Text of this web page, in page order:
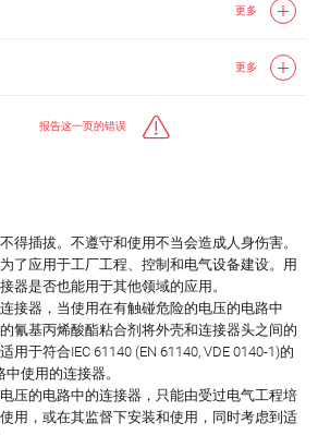
更多
更多
报告这一页的错误
得插拔。不遵守和使用不当会造成人身伤害。
了应用于工厂工程、控制和电气设备建设。用
器是否也能用于其他领域的应用。
接器，当使用在有触碰危险的电压的电路中
氰基丙烯酸酯粘合剂将外壳和连接器头之间的
用于符合IEC 61140 (EN 61140, VDE 0140-1)的
中使用的连接器。
压的电路中的连接器，只能由受过电气工程培
用，或在其监督下安装和使用，同时考虑到适